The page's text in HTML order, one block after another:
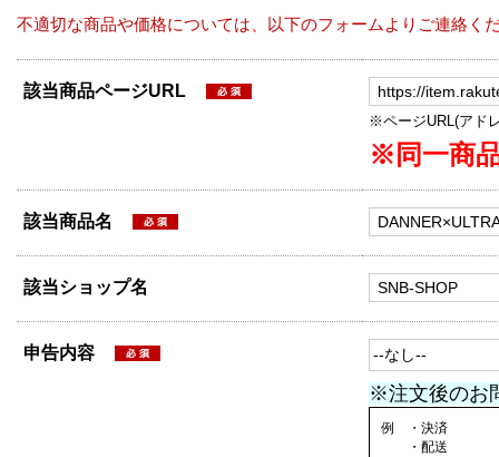
不適切な商品や価格については、以下のフォームよりご連絡く
該当商品ページURL
※ページURL(アド
※同一商
該当商品名
該当ショップ名
申告内容
※注文後のお
例 ・決済
・配送